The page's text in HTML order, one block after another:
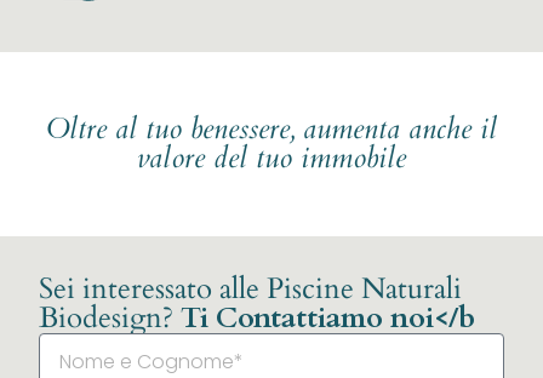
Oltre al tuo benessere, aumenta anche il
valore del tuo immobile
Sei interessato alle Piscine Naturali
Biodesign? Ti Contattiamo noi</b